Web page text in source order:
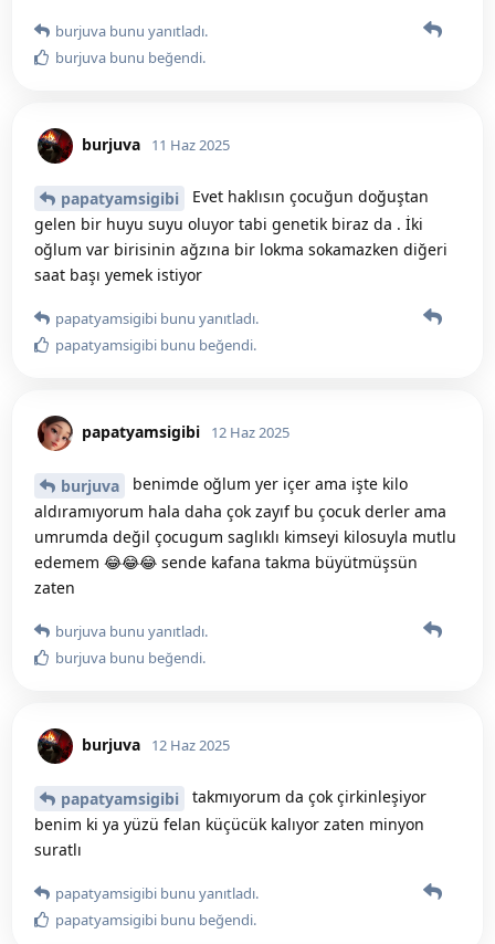
burjuva bunu yanıtladı.
burjuva bunu beğendi.
burjuva 11 Haz 2025
papatyamsigibi
Evet haklısın çocuğun doğuştan
gelen bir huyu suyu oluyor tabi genetik biraz da . İki
oğlum var birisinin ağzına bir lokma sokamazken diğeri
saat başı yemek istiyor
papatyamsigibi bunu yanıtladı.
papatyamsigibi bunu beğendi.
papatyamsigibi 12 Haz 2025
burjuva
benimde oğlum yer içer ama işte kilo
aldıramıyorum hala daha çok zayıf bu çocuk derler ama
umrumda değil çocugum saglıklı kimseyi kilosuyla mutlu
edemem 😂😂😂 sende kafana takma büyütmüşsün
zaten
burjuva bunu yanıtladı.
burjuva bunu beğendi.
burjuva 12 Haz 2025
papatyamsigibi
takmıyorum da çok çirkinleşiyor
benim ki ya yüzü felan küçücük kalıyor zaten minyon
suratlı
papatyamsigibi bunu yanıtladı.
papatyamsigibi bunu beğendi.